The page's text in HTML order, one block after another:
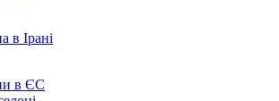
в Ірані
в ЄС